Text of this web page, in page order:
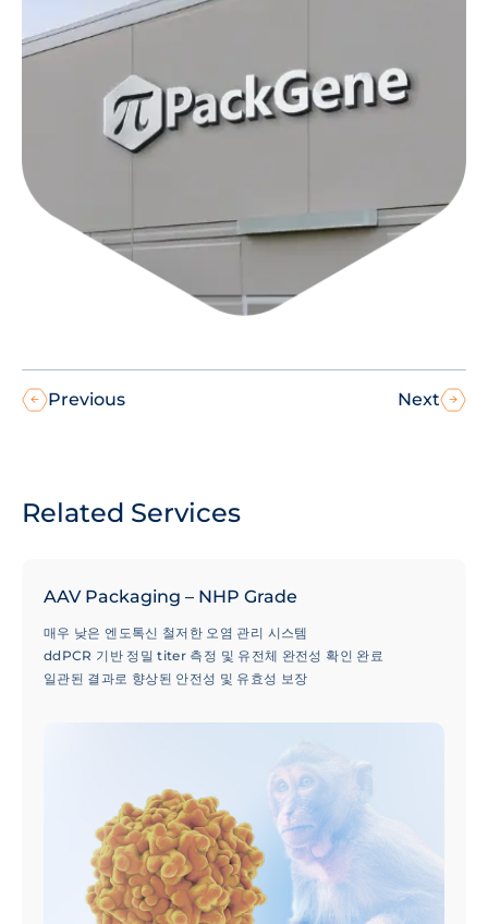
Previous Next
Related Services
AAV Packaging – NHP Grade
매우 낮은 엔도톡신 철저한 오염 관리 시스템
ddPCR 기반 정밀 titer 측정 및 유전체 완전성 확인 완료
일관된 결과로 향상된 안전성 및 유효성 보장